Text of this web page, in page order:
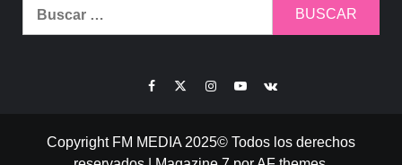
Facebook
TwitterInstagramYoutube
VK
Copyright FM MEDIA 2025© Todos los derechos